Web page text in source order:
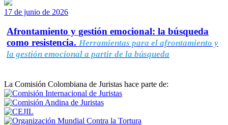
17 de junio de 2026
Afrontamiento y gestión emocional: la búsqueda
como resistencia. Herramientas para el afrontamiento y
la gestión emocional a partir de la búsqueda
La Comisión Colombiana de Juristas hace parte de: